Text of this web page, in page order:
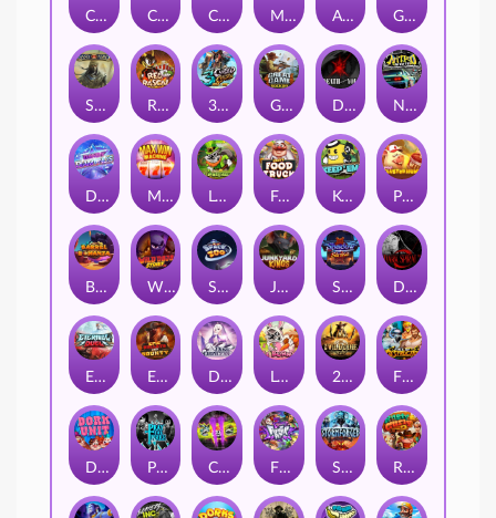
Crystal Robot Coop Clash Chocolate Rocket Marlin Masters Atlantis Aliens Among Us Grug Make Fire
Sand and Ashes Red Rascal™ 3 Cursed Chests™ Great Game Rockies Death Becomes You Nitro Nights
Dandy Diamonds Max Win Machine Le Prechaun Fred's Food Truck Keep 'em Piggy Cluster Hunt
Barrel Bonanza Wild Dojo Strike Space Zoo Junkyard Kings Shadow Strike Dark Spiral
Eternal Duel EPIC BULLETS & BOUNTY Dusk Princess Le Bunny 2 Wild 2 Die Fist Of Destruction
Dork Unit Pray for Three Chaos Crew 2 Fighter Pit Stormforged Rusty & Curly